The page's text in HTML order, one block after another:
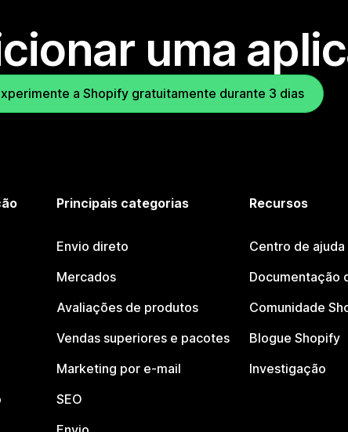
uma
a Shopify gratuitamente durante 3 dias
Principais categorias
Envio direto
Mercados
Avaliações de produtos
Vendas superiores e pacotes
Marketing por e-mail
SEO
Recursos
Centro de
Documentação
Comunidade
Blogue Shopify
Investigação